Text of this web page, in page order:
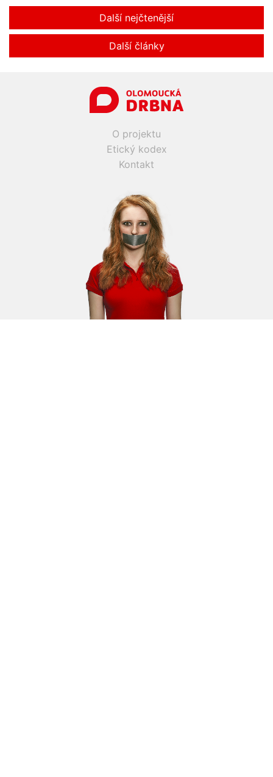
Další nejčtenější
Další články
O projektu
Etický kodex
Kontakt